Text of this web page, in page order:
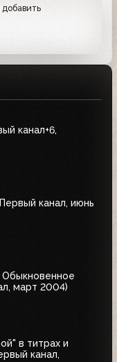
добавить
канал+6,
канал, июнь
Обыкновенное
март 2004)
в титрах и
канал,